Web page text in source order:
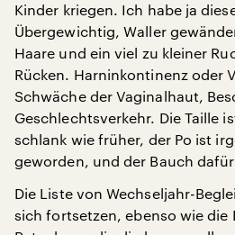
Kinder kriegen. Ich habe ja
Übergewichtig, Waller
Haare und ein viel zu kleiner
Rücken. Harninkontinenz oder
Schwäche der Vaginalhaut,
Geschlechtsverkehr. Die Taille
schlank wie früher, der Po ist
geworden, und der Bauch
Die Liste von Wechseljahr-
sich fortsetzen, ebenso wie die